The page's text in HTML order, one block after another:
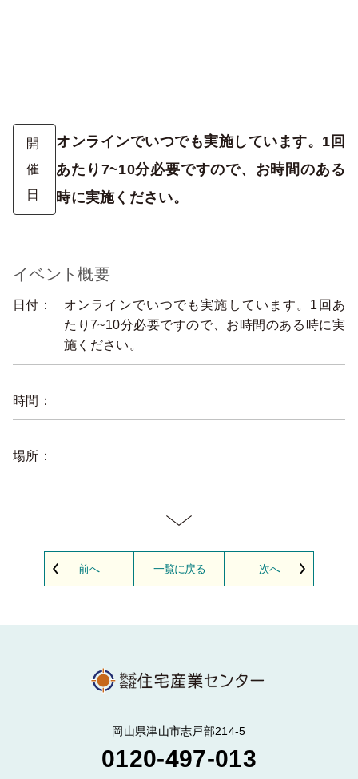
開
催
日
オンラインでいつでも実施しています。1回
あたり7~10分必要ですので、お時間のある
時に実施ください。
イベント概要
日付：
オンラインでいつでも実施しています。1回あ
たり7~10分必要ですので、お時間のある時に実
施ください。
時間：
場所：
前へ 一覧に戻る 次へ
岡山県津山市志戸部214-5
0120-497-013